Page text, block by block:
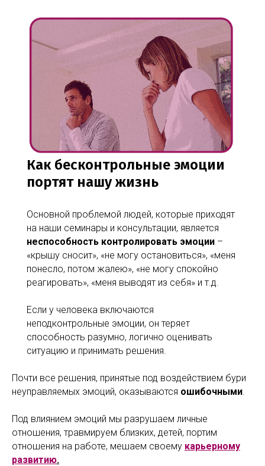
Как бесконтрольные эмоции
портят нашу жизнь
Основной проблемой людей, которые приходят
на наши семинары и консультации, является
неспособность контролировать эмоции –
«крышу сносит», «не могу остановиться», «меня
понесло, потом жалею», «не могу спокойно
реагировать», «меня выводят из себя» и т.д.
Если у человека включаются
неподконтрольные эмоции, он теряет
способность разумно, логично оценивать
ситуацию и принимать решения.
Почти все решения, принятые под воздействием бури
неуправляемых эмоций, оказываются ошибочными.
Под влиянием эмоций мы разрушаем личные
отношения, травмируем близких, детей, портим
отношения на работе, мешаем своему карьерному
развитию.